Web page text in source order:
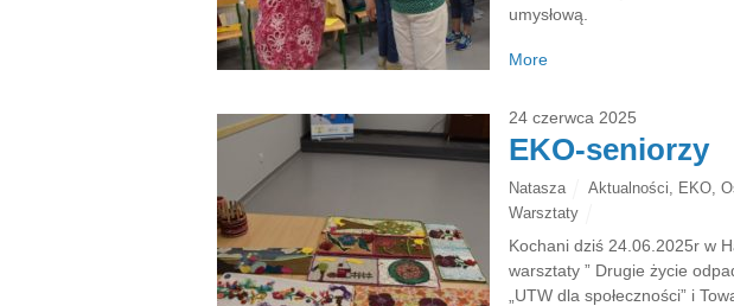
umysłową.
More
24 czerwca 2025
EKO-seniorzy
Natasza Aktualności EKO,
Warsztaty
Kochani dziś 24.06.2025r w
warsztaty ” Drugie życie
„UTW dla społeczności” i